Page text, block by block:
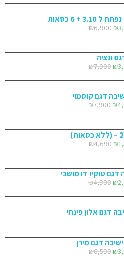
₪6,900 ₪
ונציה
₪7,900 ₪
דגם קוסמוי
₪7,900 ₪
₪4,690 ₪
טוקיו דו מושבי
₪4,900 ₪
דגם אלון פינתי
דגם מירן
₪6,590 ₪